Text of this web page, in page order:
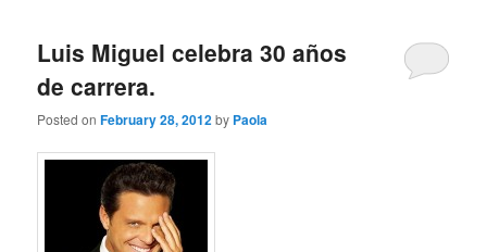
Luis Miguel celebra 30 años
de carrera.
Posted onFebruary 28, 2012by Paola